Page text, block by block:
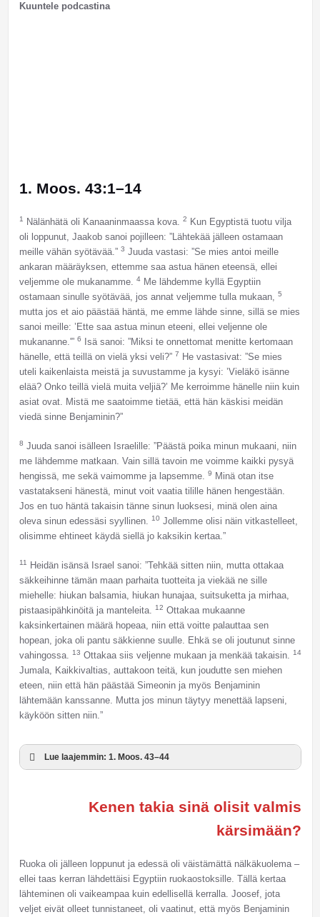
Kuuntele podcastina
1. Moos. 43:1–14
1 Nälänhätä oli Kanaaninmaassa kova. 2
Kun Egyptistä tuotu vilja
oli loppunut, Jaakob sanoi pojilleen: ”Lähtekää jälleen ostamaan
meille vähän syötävää.” 3 Juuda vastasi: ”Se mies antoi meille
ankaran määräyksen, ettemme saa astua hänen eteensä, ellei
veljemme ole mukanamme. 4Me lähdemme kyllä Egyptiin
ostamaan sinulle syötävää, jos annat veljemme tulla mukaan, 5
mutta jos et aio päästää häntä, me emme lähde sinne, sillä se mies
sanoi meille: ’Ette saa astua minun eteeni, ellei veljenne ole
mukananne.'” 6
Isä sanoi: ”Miksi te onnettomat menitte kertomaan
hänelle, että teillä on vielä yksi veli?” 7
He vastasivat: ”Se mies
uteli kaikenlaista meistä ja suvustamme ja kysyi: ’Vieläkö isänne
elää? Onko teillä vielä muita veljiä?’ Me kerroimme hänelle niin kuin
asiat ovat. Mistä me saatoimme tietää, että hän käskisi meidän
viedä sinne Benjaminin?”
8 Juuda sanoi isälleen Israelille: ”Päästä poika minun mukaani, niin
me lähdemme matkaan. Vain sillä tavoin me voimme kaikki pysyä
hengissä, me sekä vaimomme ja lapsemme. 9
Minä otan itse
vastatakseni hänestä, minut voit vaatia tilille hänen hengestään.
Jos en tuo häntä takaisin tänne sinun luoksesi, minä olen aina
oleva sinun edessäsi syyllinen. 10 Jollemme olisi näin vitkastelleet,
olisimme ehtineet käydä siellä jo kaksikin kertaa.”
11
Heidän isänsä Israel sanoi: ”Tehkää sitten niin, mutta ottakaa
säkkeihinne tämän maan parhaita tuotteita ja viekää ne sille
miehelle: hiukan balsamia, hiukan hunajaa, suitsuketta ja mirhaa,
pistaasipähkinöitä ja manteleita. 12 Ottakaa mukaanne
kaksinkertainen määrä hopeaa, niin että voitte palauttaa sen
hopean, joka oli pantu säkkienne suulle. Ehkä se oli joutunut sinne
vahingossa. 13 Ottakaa siis veljenne mukaan ja menkää takaisin. 14
Jumala, Kaikkivaltias, auttakoon teitä, kun joudutte sen miehen
eteen, niin että hän päästää Simeonin ja myös Benjaminin
lähtemään kanssanne. Mutta jos minun täytyy menettää lapseni,
käyköön sitten niin.”
Lue laajemmin: 1. Moos. 43–44
Kenen takia sinä olisit valmis
kärsimään?
Ruoka oli jälleen loppunut ja edessä oli väistämättä nälkäkuolema –
ellei taas kerran lähdettäisi Egyptiin ruokaostoksille. Tällä kertaa
lähteminen oli vaikeampaa kuin edellisellä kerralla. Joosef, jota
veljet eivät olleet tunnistaneet, oli vaatinut, että myös Benjaminin